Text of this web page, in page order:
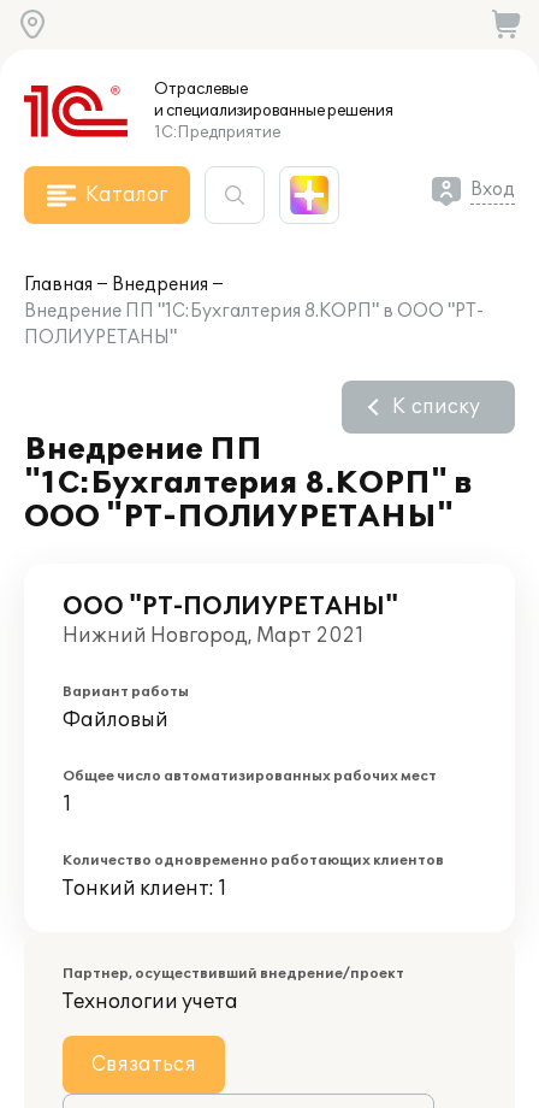
Отраслевые
и специализированныерешения
1С:Предприятие
Каталог Вход
Главная
Внедрения
Внедрение ПП "1С:Бухгалтерия 8.КОРП" в ООО "РТ-
ПОЛИУРЕТАНЫ"
Внедрение ПП
"1С:Бухгалтерия 8.КОРП" в
ООО "РТ-ПОЛИУРЕТАНЫ"
К списку
ООО "РТ-ПОЛИУРЕТАНЫ"
Нижний Новгород, Март 2021
Вариант работы
Файловый
Общее число автоматизированных рабочих мест
1
Количество одновременно работающих клиентов
Тонкий клиент: 1
Партнер, осуществивший внедрение/проект
Технологии учета
Связаться